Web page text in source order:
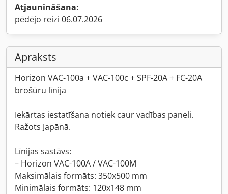
Atjaunināšana:
pēdējo reizi 06.07.2026
Apraksts
Horizon VAC-100a + VAC-100c + SPF-20A + FC-20A
brošūru līnija
Iekārtas iestatīšana notiek caur vadības paneli.
Ražots Japānā.
Līnijas sastāvs:
– Horizon VAC-100A / VAC-100M
Maksimālais formāts: 350x500 mm
Minimālais formāts: 120x148 mm